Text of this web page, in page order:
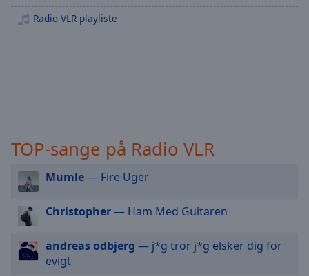
Subtitles
off,
Audio
in-
Picture
Fullscreen
Radio VLR playliste
TOP-sange på Radio VLR
Mumle— Fire Uger
Christopher— Ham Med Guitaren
andreas odbjerg — j*g tror j*g elsker dig for
evigt